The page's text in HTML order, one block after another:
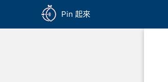
Pin 起來